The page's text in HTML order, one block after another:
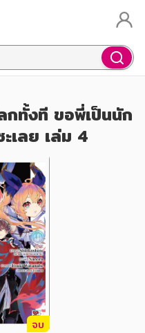
กทั้งที ขอพี่เป็นนัก
เลย เล่ม 4
จบ